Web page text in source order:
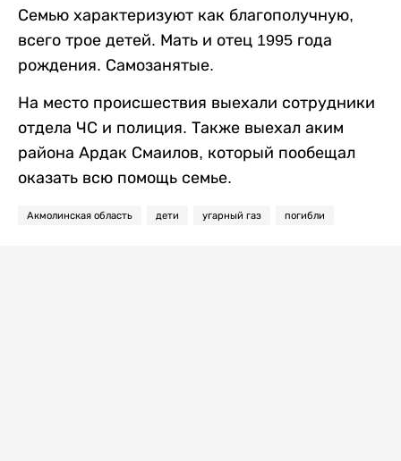
Семью характеризуют как благополучную,
всего трое детей. Мать и отец 1995 года
рождения. Самозанятые.
На место происшествия выехали сотрудники
отдела ЧС и полиция. Также выехал аким
района Ардак Смаилов, который пообещал
оказать всю помощь семье.
Акмолинская область дети угарный газ погибли